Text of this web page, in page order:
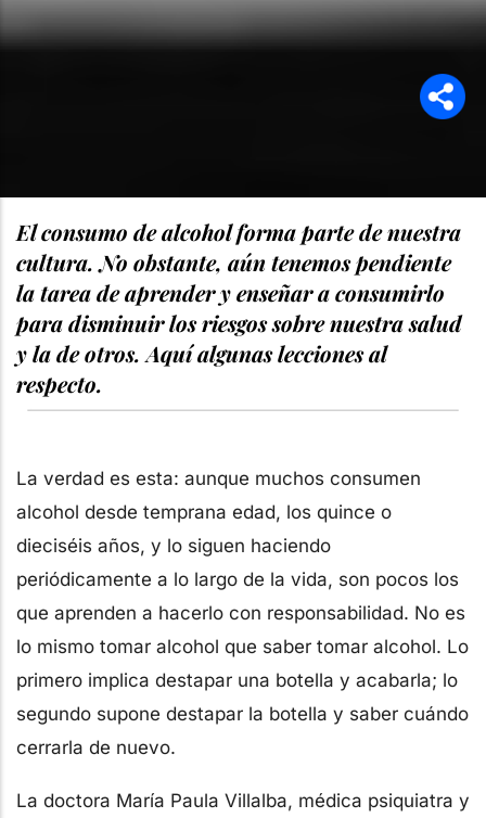
El consumo de alcohol forma parte de nuestra
cultura. No obstante, aún tenemos pendiente
la tarea de aprender y enseñar a consumirlo
para disminuir los riesgos sobre nuestra salud
y la de otros. Aquí algunas lecciones al
respecto.
La verdad es esta: aunque muchos consumen
alcohol desde temprana edad, los quince o
dieciséis años, y lo siguen haciendo
periódicamente a lo largo de la vida, son pocos los
que aprenden a hacerlo con responsabilidad. No es
lo mismo tomar alcohol que saber tomar alcohol. Lo
primero implica destapar una botella y acabarla; lo
segundo supone destapar la botella y saber cuándo
cerrarla de nuevo.
La doctora María Paula Villalba, médica psiquiatra y